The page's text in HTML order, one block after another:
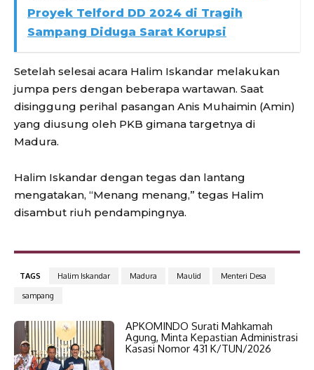
Proyek Telford DD 2024 di Tragih
Sampang Diduga Sarat Korupsi
Setelah selesai acara Halim Iskandar melakukan
jumpa pers dengan beberapa wartawan. Saat
disinggung perihal pasangan Anis Muhaimin (Amin)
yang diusung oleh PKB gimana targetnya di
Madura.
Halim Iskandar dengan tegas dan lantang
mengatakan, “Menang menang,” tegas Halim
disambut riuh pendampingnya.
TAGS Halim Iskandar Madura Maulid
Menteri Desa
sampang
APKOMINDO Surati Mahkamah
Agung, Minta Kepastian Administrasi
Kasasi Nomor 431 K/TUN/2026